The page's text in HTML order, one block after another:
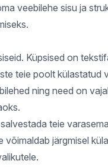
veebilehe sisu ja
Küpsised on
teie poolt külastatud
ning need on
teie
võimaldab järgmisel